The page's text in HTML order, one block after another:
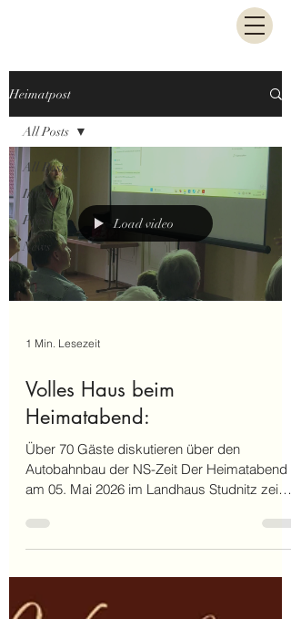
Heimatpost
All Posts
Intern
Presse
News
All Posts
Load video
1 Min. Lesezeit
Volles Haus beim
Heimatabend:
Über 70 Gäste diskutieren über den
Autobahnbau der NS-Zeit Der Heimatabend
am 05. Mai 2026 im Landhaus Studnitz zeigte
Kultur, Geschichte und gemeinschaftlichem
Austausch geworden ist. Mehr als 70 Gäste
damit erneut für einen Besucherrekord bei